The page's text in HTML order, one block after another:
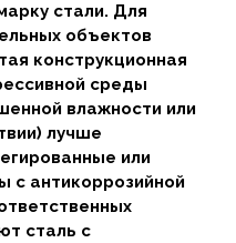
стали. Для
объектов
конструкционная
среды
влажности или
лучше
или
с антикоррозийной
сталь с